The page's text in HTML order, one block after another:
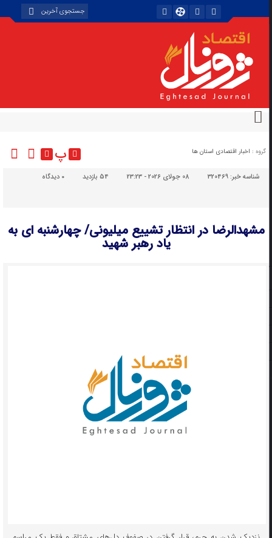
گروه : اخبار اقتصادی استان ها پ
شناسه خبر:320469 08 جولای 2026 - 23:23 54 بازدید دیدگاه
مشهدالرضا در انتظار تشییع میلیونی/ چهارشنبه ای به
یاد رهبر شهید